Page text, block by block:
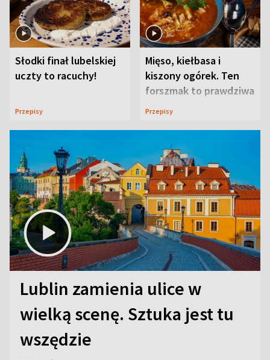
Słodki finał lubelskiej
uczty to racuchy!
Przepisy
Mięso, kiełbasa i
kiszony ogórek. Ten
forszmak to prawdziwa
uczta
Przepisy
Lublin zamienia ulice w
wielką scenę. Sztuka jest tu
wszędzie